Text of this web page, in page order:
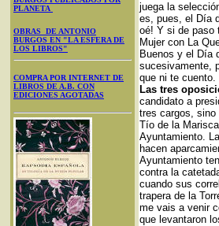
PLANETA
OBRAS DE ANTONIO
BURGOS EN "LA ESFERA DE
LOS LIBROS"
COMPRA POR INTERNET DE
LIBROS DE A.B. CON
EDICIONES AGOTADAS
juega la
es, pues, el Día
oé! Y si de paso
Mujer con La
Buenos y el Día
sucesivamente,
que ni te cuento.
Las tres
candidato a
tres cargos,
Tío de la
Ayuntamiento.
hacen
Ayuntamiento
contra la
cuando sus
trapera de la
me vais a venir
que levantaron